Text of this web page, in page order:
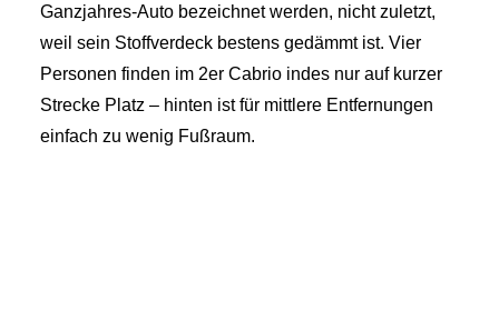
Ganzjahres-Auto bezeichnet werden, nicht zuletzt,
weil sein Stoffverdeck bestens gedämmt ist. Vier
Personen finden im 2er Cabrio indes nur auf kurzer
Strecke Platz – hinten ist für mittlere Entfernungen
einfach zu wenig Fußraum.